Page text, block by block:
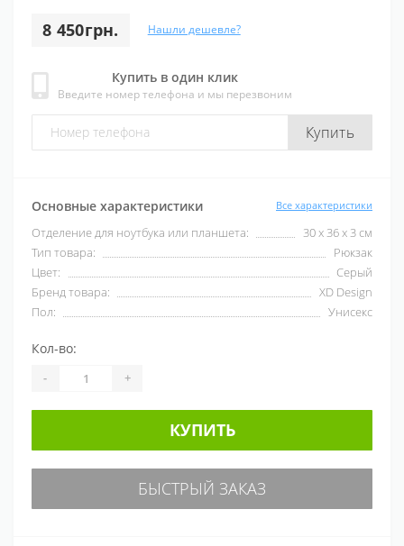
8 450грн. Нашли дешевле?
Купить в один клик
Введите номер телефона и мы перезвоним
Купить
Основные характеристики Все характеристики
Отделение для ноутбука или планшета:
30 x 36 x 3 см
Тип товара:
Рюкзак
Цвет:
Серый
Бренд товара:
XD Design
Пол:
Унисекс
Кол-во:
- +
КУПИТЬ
БЫСТРЫЙ ЗАКАЗ